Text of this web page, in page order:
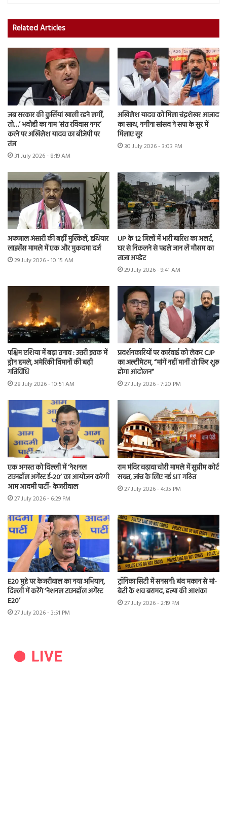
Related Articles
जब सरकार की कुर्सियां खाली रहने लगीं,
तो…’ भदोही का नाम ‘संत रविदास नगर’
करने पर अखिलेश यादव का बीजेपी पर
तंज
31 July 2026 - 8:19 AM
अखिलेश यादव को मिला चंद्रशेखर आजाद
का साथ, नगीना सांसद ने सपा के सुर में
मिलाए सुर
30 July 2026 - 3:03 PM
अफजाल अंसारी की बढ़ीं मुश्किलें, हथियार
लाइसेंस मामले में एक और मुकदमा दर्ज
29 July 2026 - 10:15 AM
UP के 12 जिलों में भारी बारिश का अलर्ट,
घर से निकलने से पहले जान लें मौसम का
ताजा अपडेट
29 July 2026 - 9:41 AM
पश्चिम एशिया में बढ़ा तनाव : उत्तरी इराक में
ड्रोन हमले, अमेरिकी विमानों की बढ़ी
गतिविधि
28 July 2026 - 10:51 AM
प्रदर्शनकारियों पर कार्रवाई को लेकर CJP
का अल्टीमेटम, “मांगें नहीं मानीं तो फिर शुरू
होगा आंदोलन”
27 July 2026 - 7:20 PM
एक अगस्त को दिल्ली में ‘नेशनल
टाउनहॉल अगेंस्ट ई-20’ का आयोजन करेगी
आम आदमी पार्टी- केजरीवाल
27 July 2026 - 6:29 PM
राम मंदिर चढ़ावा चोरी मामले में सुप्रीम कोर्ट
सख्त, जांच के लिए नई SIT गठित
27 July 2026 - 4:35 PM
E20 मुद्दे पर केजरीवाल का नया अभियान,
दिल्ली में करेंगे ‘नेशनल टाउनहॉल अगेंस्ट
E20’
27 July 2026 - 3:51 PM
ट्रॉनिका सिटी में सनसनी: बंद मकान से मां-
बेटी के शव बरामद, हत्या की आशंका
27 July 2026 - 2:19 PM